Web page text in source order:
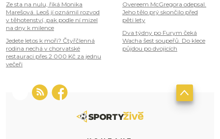
Ze sta na nulu, říká Monika
Marešová. Leoš jí oznámil rozvod
v těhotenství, pak podle ní mizel
na dny k milence
Jedete letos k moři? Čtyřčlenná
rodina nechá v chorvatské
restauraci přes 2 000 Kč za jednu
večeři
Overeem McGregora odepsal.
Jeho tělo prý skončilo před
pěti lety
Dva týdny po Furym čeká
Wacha šest soupeřů. Do klece
půjdou po dvojicích